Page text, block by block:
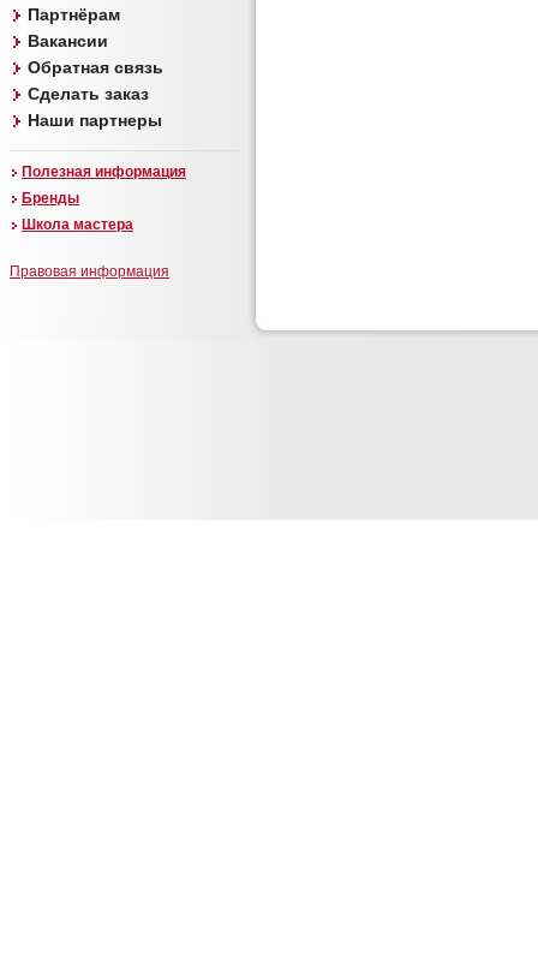
Партнёрам
Вакансии
Обратная связь
Сделать заказ
Наши партнеры
Полезная информация
Бренды
Школа мастера
Правовая информация